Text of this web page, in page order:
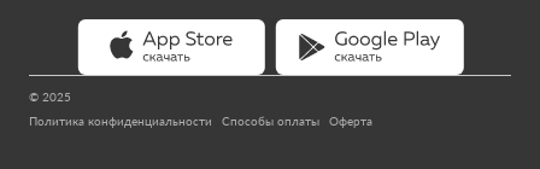
© 2025
Политика конфиденциальности
Способы оплаты Оферта